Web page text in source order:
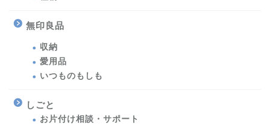
無印良品
収納
愛用品
いつものもしも
しごと
お片付け相談・サポート